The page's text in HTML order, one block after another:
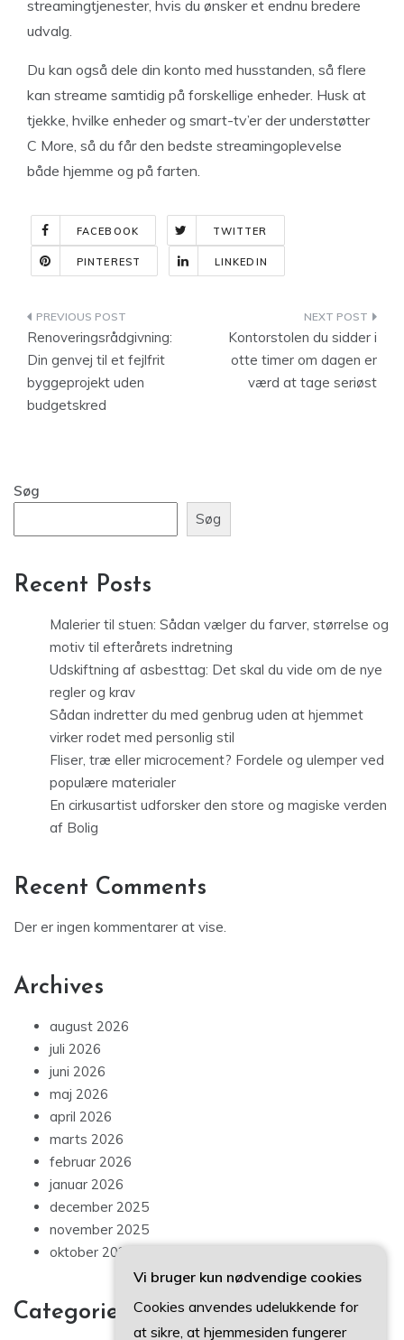
streamingtjenester, hvis du ønsker et endnu bredere
udvalg.
Du kan også dele din konto med husstanden, så flere
kan streame samtidig på forskellige enheder. Husk at
tjekke, hvilke enheder og smart-tv’er der understøtter
C More, så du får den bedste streamingoplevelse
både hjemme og på farten.
FACEBOOK TWITTER
PINTEREST LINKEDIN
Indlægsnavigation
Renoveringsrådgivning:
Din genvej til et fejlfrit
byggeprojekt uden
budgetskred
Kontorstolen du sidder i
otte timer om dagen er
værd at tage seriøst
Søg
Søg
Recent Posts
Malerier til stuen: Sådan vælger du farver, størrelse og
motiv til efterårets indretning
Udskiftning af asbesttag: Det skal du vide om de nye
regler og krav
Sådan indretter du med genbrug uden at hjemmet
virker rodet med personlig stil
Fliser, træ eller microcement? Fordele og ulemper ved
populære materialer
En cirkusartist udforsker den store og magiske verden
af Bolig
Recent Comments
Der er ingen kommentarer at vise.
Archives
august 2026
juli 2026
juni 2026
maj 2026
april 2026
marts 2026
februar 2026
januar 2026
december 2025
november 2025
oktober 2025
Categories
Vi bruger kun nødvendige cookies
Cookies anvendes udelukkende for
at sikre, at hjemmesiden fungerer